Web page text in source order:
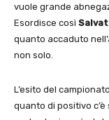
vuole grande
Esordisce così
quanto accaduto
non solo.
L’esito del
quanto di positivo